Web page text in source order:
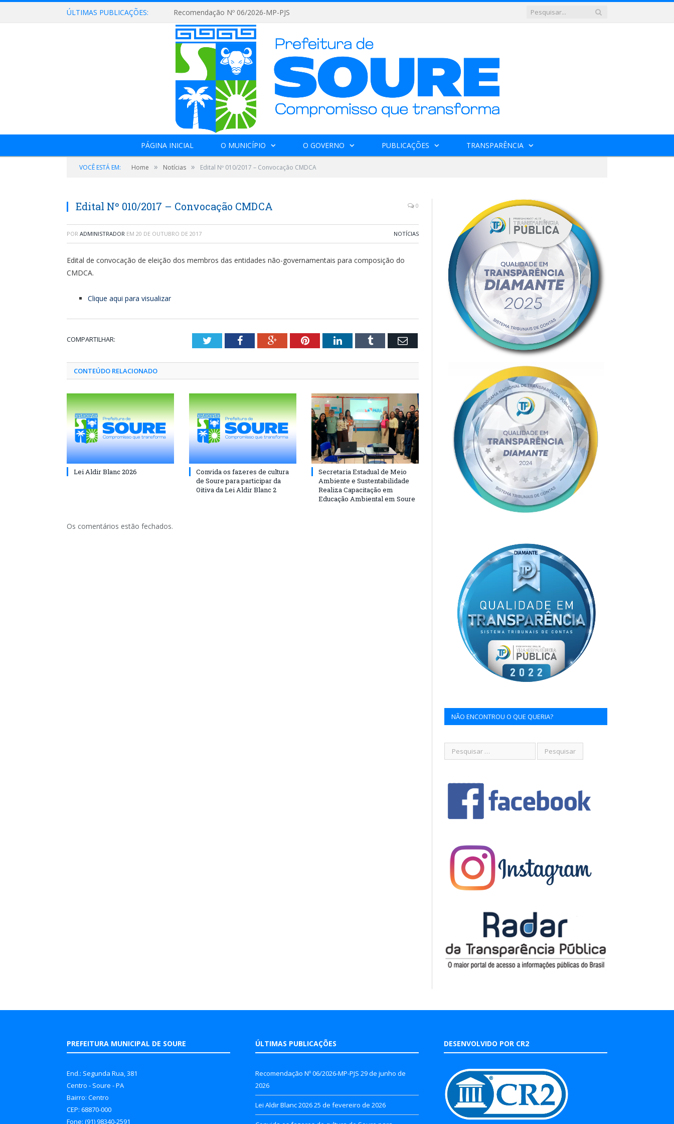
ÚLTIMAS PUBLICAÇÕES: Recomendação Nº 06/2026-MP-PJS
PÁGINA INICIAL O MUNICÍPIO O GOVERNO PUBLICAÇÕES TRANSPARÊNCIA
VOCÊ ESTÁ EM: Home » Notícias » Edital Nº 010/2017 – Convocação CMDCA
Edital Nº 010/2017 – Convocação CMDCA 0
POR ADMINISTRADOR EM 20 DE OUTUBRO DE 2017 NOTÍCIAS
Edital de convocação de eleição dos membros das entidades não-governamentais para composição do
CMDCA.
Clique aqui para visualizar
COMPARTILHAR: TwitterFacebookGoogle+PinterestLinkedInTumblr Email
CONTEÚDO RELACIONADO
Lei Aldir Blanc 2026
Convida os fazeres de cultura
de Soure para participar da
Oitiva da Lei Aldir Blanc 2
Secretaria Estadual de Meio
Ambiente e Sustentabilidade
Realiza Capacitação em
Educação Ambiental em Soure
Os comentários estão fechados.
NÃO ENCONTROU O QUE QUERIA?
PREFEITURA MUNICIPAL DE SOURE
End.: Segunda Rua, 381
Centro - Soure - PA
Bairro: Centro
CEP: 68870-000
Fone: (91) 98340-2591
ÚLTIMAS PUBLICAÇÕES
Recomendação Nº 06/2026-MP-PJS 29 de junho de
2026
Lei Aldir Blanc 202625 de fevereiro de 2026
DESENVOLVIDO POR CR2